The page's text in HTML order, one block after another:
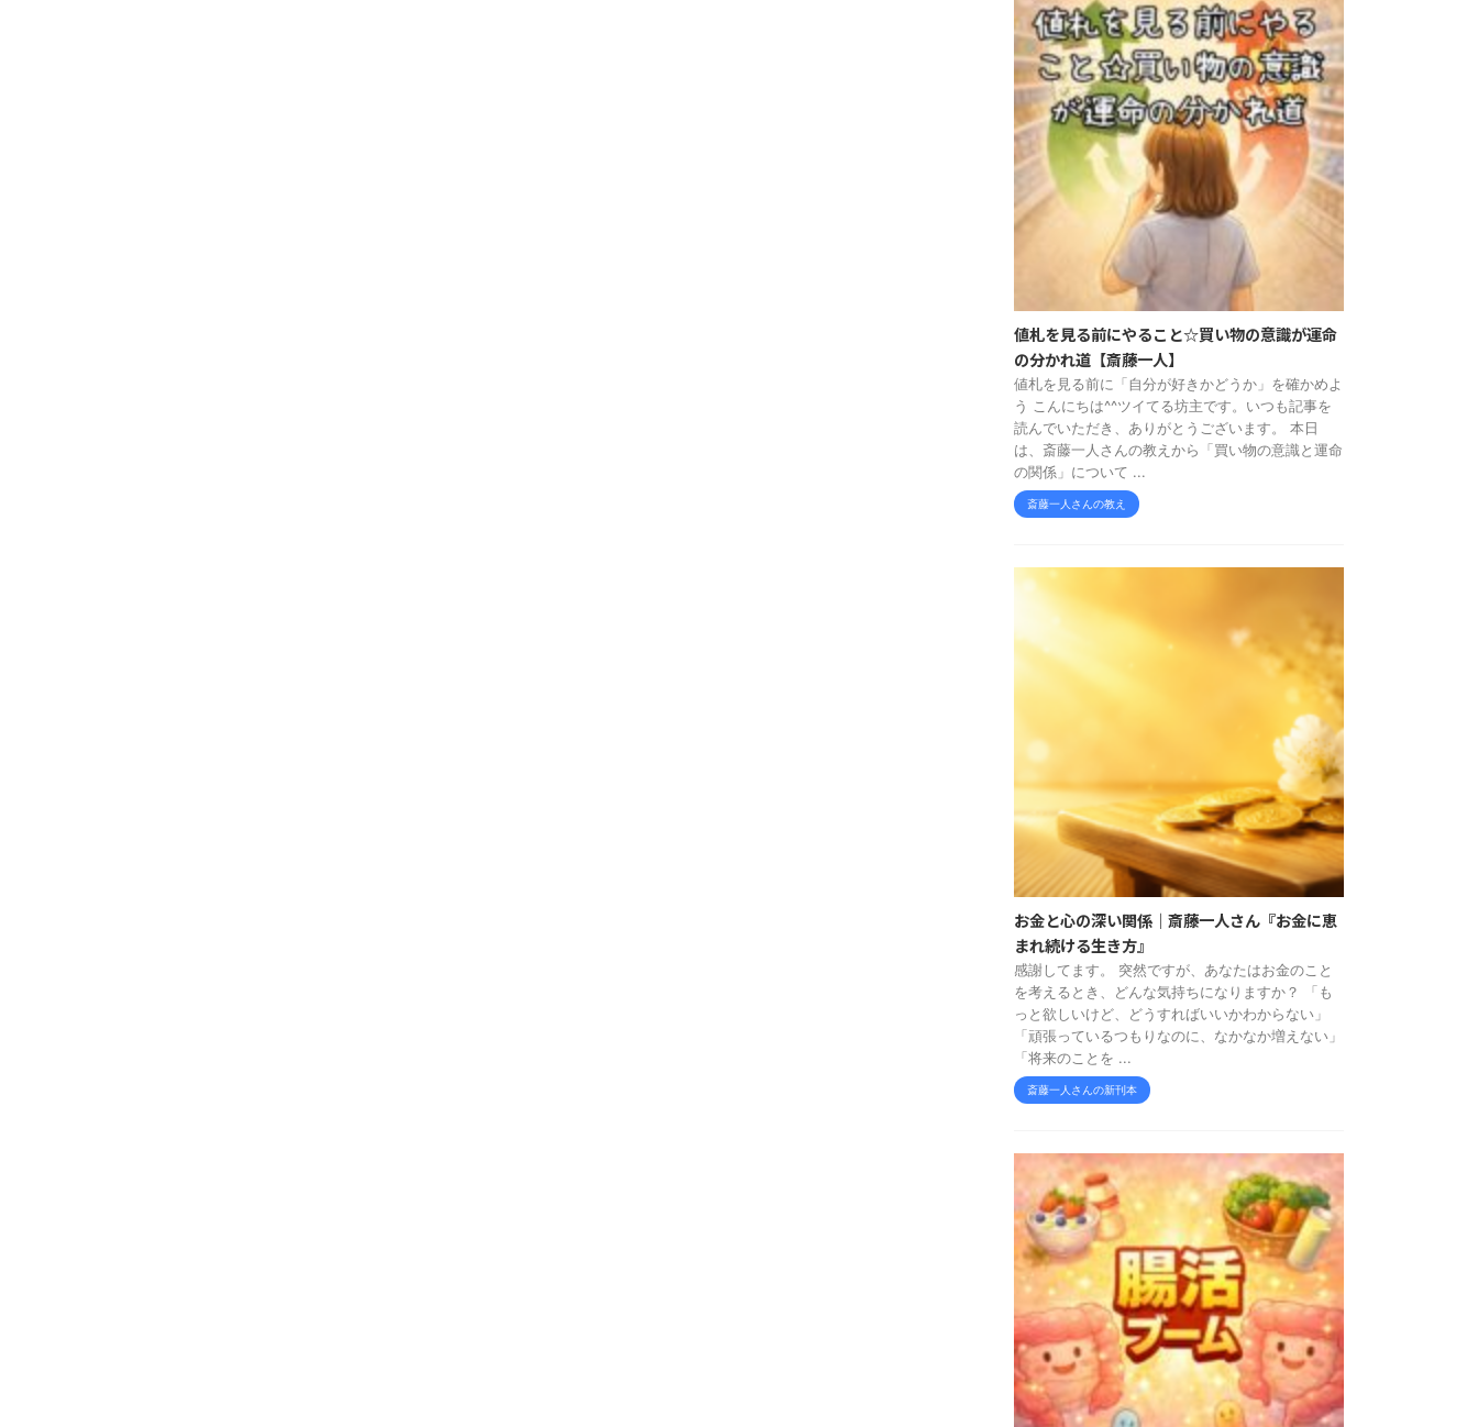
値札を見る前にやること☆買い物の意識が運命
の分かれ道【斎藤一人】
値札を見る前に「自分が好きかどうか」を確かめよ
う こんにちは^^ツイてる坊主です。いつも記事を
読んでいただき、ありがとうございます。 本日
は、斎藤一人さんの教えから「買い物の意識と運命
の関係」について ...
斎藤一人さんの教え
お金と心の深い関係｜斎藤一人さん『お金に恵
まれ続ける生き方』
感謝してます。 突然ですが、あなたはお金のこと
を考えるとき、どんな気持ちになりますか？ 「も
っと欲しいけど、どうすればいいかわからない」
「頑張っているつもりなのに、なかなか増えない」
「将来のことを ...
斎藤一人さんの新刊本